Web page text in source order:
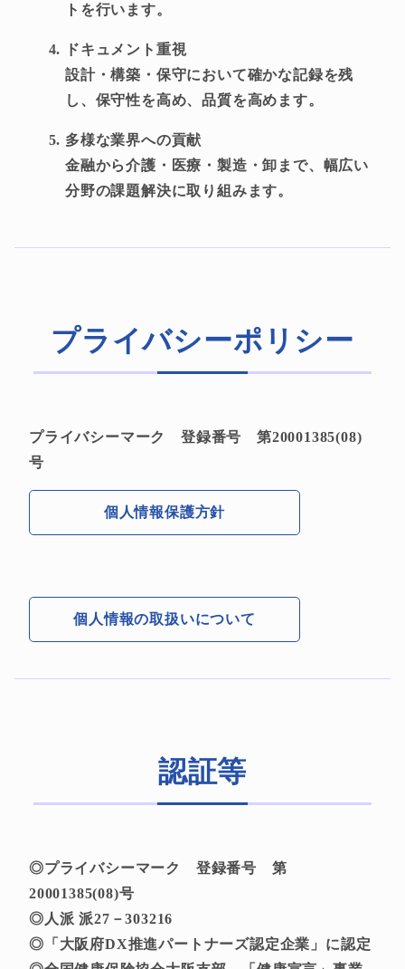
トを行います。
ドキュメント重視
設計・構築・保守において確かな記録を残
し、保守性を高め、品質を高めます。
多様な業界への貢献
金融から介護・医療・製造・卸まで、幅広い
分野の課題解決に取り組みます。
プライバシーポリシー
プライバシーマーク 登録番号 第20001385(08)
号
個人情報保護方針
個人情報の取扱いについて
認証等
◎プライバシーマーク 登録番号 第
20001385(08)号
◎人派 派27－303216
◎「大阪府DX推進パートナーズ認定企業」に認定